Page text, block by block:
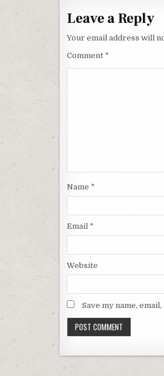
Leave a Reply
Your email address will
Comment *
Name *
Email *
Website
Save my name,